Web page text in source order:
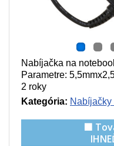
Nabíjačka na
Parametre:
2 roky
Kategória:
🟩